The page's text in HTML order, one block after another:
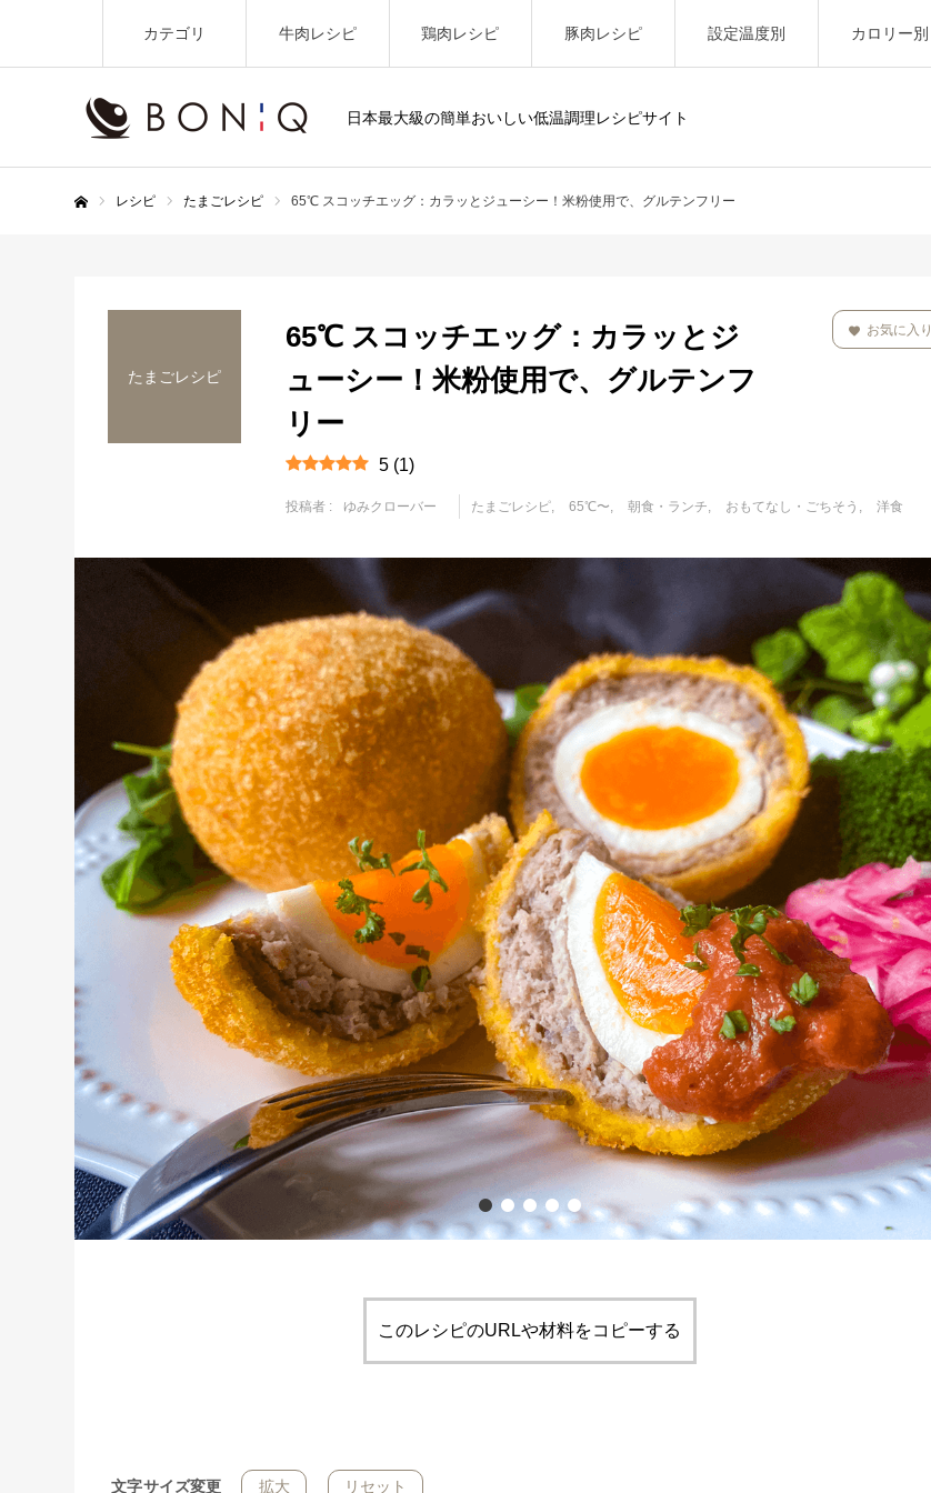
日本最大級の簡単おいしい低温調理レシピサイト
カテゴリ 牛肉レシピ 鶏肉レシピ 豚肉レシピ 設定温度別 カロリー別
レシピ たまごレシピ 65℃ スコッチエッグ：カラッとジューシー！米粉使用で、グルテンフリー
たまごレシピ
65℃ スコッチエッグ：カラッとジ
ューシー！米粉使用で、グルテンフ
リー
5 (1)
投稿者 : ゆみクローバー たまごレシピ 65℃〜 朝食・ランチ おもてなし・ごちそう 洋食
お気に入り
このレシピのURLや材料をコピーする
文字サイズ変更 拡大 リセット